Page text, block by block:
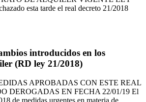
esta tarde el real decreto 21/2018
introducidos en los
(RD ley 21/2018)
APROBADAS CON ESTE REAL
DEROGADAS EN FECHA 22/01/19 El
de medidas urgentes en materia de